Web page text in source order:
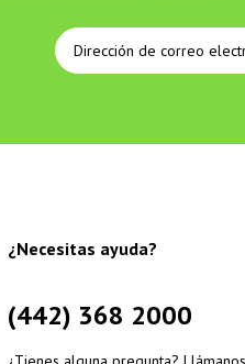
¿Necesitas ayuda?
(442) 368 2000